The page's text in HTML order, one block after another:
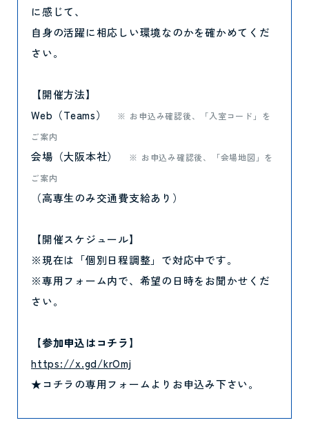
に感じて、
自身の活躍に相応しい環境なのかを確かめてくだ
さい。
【開催方法】
Web（Teams）
お申込み確認後、「入室コード」を
ご案内
会場（大阪本社）
お申込み確認後、「会場地図」を
ご案内
（高専生のみ交通費支給あり）
【開催スケジュール】
※現在は「個別日程調整」で対応中です。
※専用フォーム内で、希望の日時をお聞かせくだ
さい。
【参加申込はコチラ】
https://x.gd/krOmj
★コチラの専用フォームよりお申込み下さい。